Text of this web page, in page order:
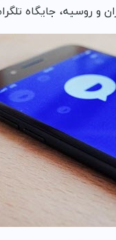
روسیه، جایگاه